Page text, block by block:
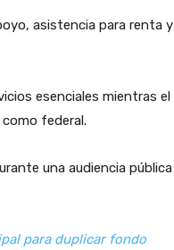
asistencia para renta y
esenciales mientras el
federal.
una audiencia pública
para duplicar fondo